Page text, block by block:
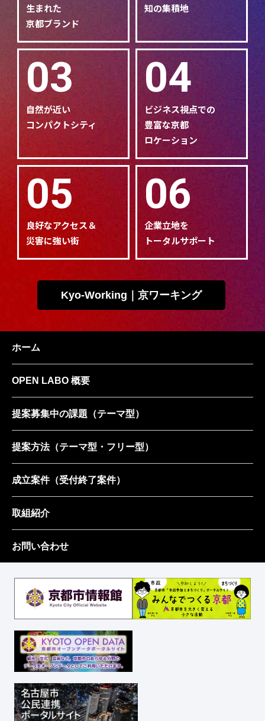
生まれた
京都ブランド
知の集積地
03
自然が近い
コンパクトシティ
04
ビジネス視点での
豊富な京都
ロケーション
05
良好なアクセス＆
災害に強い街
06
企業立地を
トータルサポート
Kyo-Working｜京ワーキング
ホーム
OPEN LABO 概要
提案募集中の課題 （テーマ型）
提案方法（テーマ型・フリー型）
成立案件（受付終了案件）
取組紹介
お問い合わせ